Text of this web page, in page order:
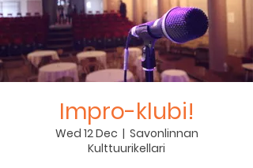
Impro-klubi!
Wed 12 Dec
  |
Savonlinnan
Kulttuurikellari